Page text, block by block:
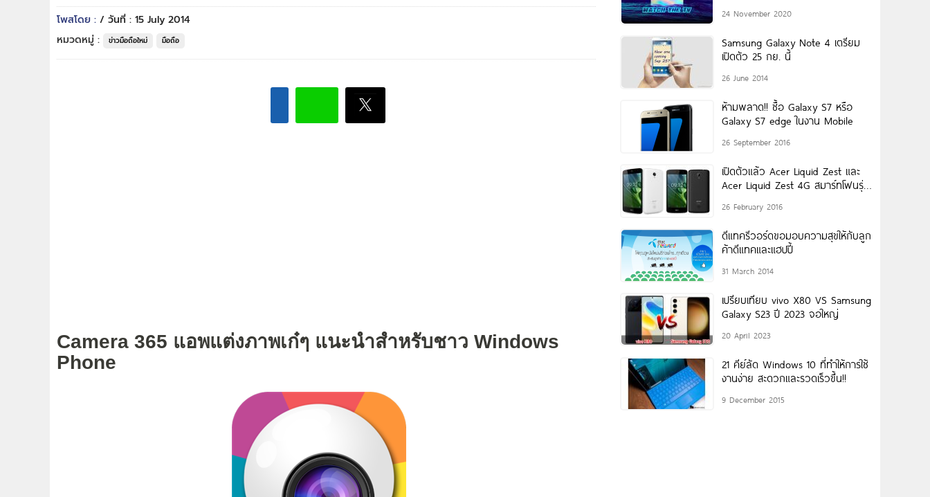
โพสโดย : / วันที่ : 15 July 2014
หมวดหมู่ :
ข่าวมือถือใหม่ มือถือ
Camera 365 แอพแต่งภาพเก๋ๆ แนะนำสำหรับชาว Windows
Phone
realme Smart TV ยลโฉมพร้อมกัน
24 November 2020
Samsung Galaxy Note 4 เตรียม
เปิดตัว 25 กย. นี้
26 June 2014
ห้ามพลาด!! ซื้อ Galaxy S7 หรือ
Galaxy S7 edge ในงาน Mobile
26 September 2016
เปิดตัวแล้ว Acer Liquid Zest และ
Acer Liquid Zest 4G สมาร์ทโฟนรุ่น
26 February 2016
ดีแทครีวอร์ดขอมอบความสุขให้กับลูก
ค้าดีแทคและแฮปปี้
31 March 2014
เปรียบเทียบ vivo X80 VS Samsung
Galaxy S23 ปี 2023 จอใหญ่
20 April 2023
21 คีย์ลัด Windows 10 ที่ทำให้การใช้
งานง่าย สะดวกและรวดเร็วขึ้น!!
9 December 2015